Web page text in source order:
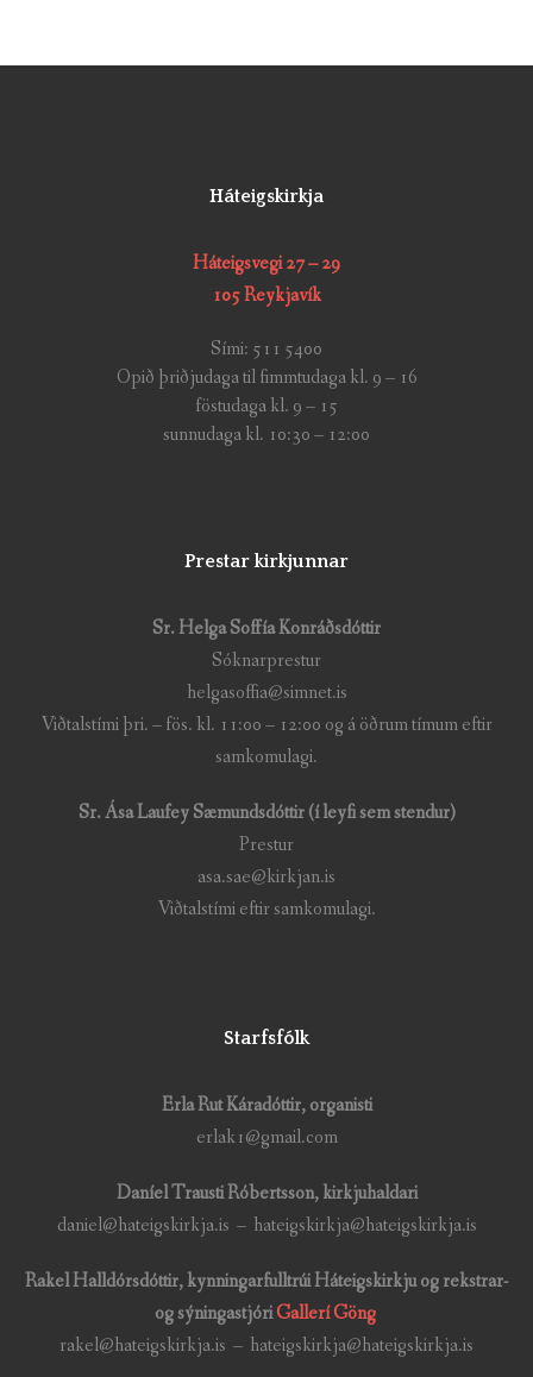
Háteigskirkja
Háteigsvegi 27 – 29
105 Reykjavík
Sími: 511 5400
Opið þriðjudaga til fimmtudaga kl. 9 – 16
föstudaga kl. 9 – 15
sunnudaga kl. 10:30 – 12:00
Prestar kirkjunnar
Sr. Helga Soffía Konráðsdóttir
Sóknarprestur
helgasoffia@simnet.is
Viðtalstími þri. – fös. kl. 11:00 – 12:00 og á öðrum tímum eftir
samkomulagi.
Sr. Ása Laufey Sæmundsdóttir (í leyfi sem stendur)
Prestur
asa.sae@kirkjan.is
Viðtalstími eftir samkomulagi.
Starfsfólk
Erla Rut Káradóttir, organisti
erlak1@gmail.com
Daníel Trausti Róbertsson, kirkjuhaldari
daniel@hateigskirkja.is – hateigskirkja@hateigskirkja.is
Rakel Halldórsdóttir, kynningarfulltrúi Háteigskirkju og rekstrar-
og sýningastjóriGallerí Göng
rakel@hateigskirkja.is – hateigskirkja@hateigskirkja.is